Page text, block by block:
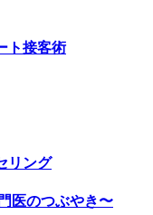
ト接客術
リング
医のつぶやき〜